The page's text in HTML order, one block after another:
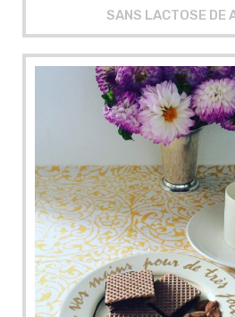
SANS LACTOSE DE